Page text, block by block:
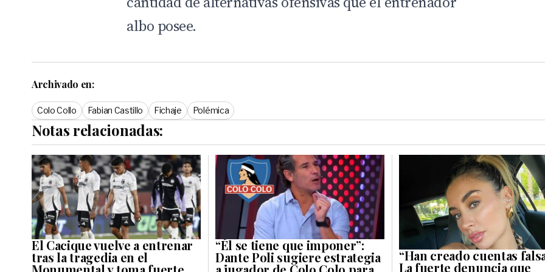
albo posee.
Archivado en:
Colo Collo Fabian Castillo Fichaje Polémica
Notas relacionadas:
El Cacique vuelve a entrenar
tras la tragedia en el
“Él se tiene que imponer”:
Dante Poli sugiere estrategia “Han creado cuentas
La fuerte denuncia que